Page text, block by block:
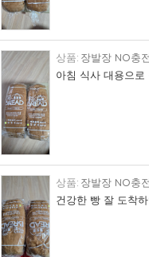
장발장 NO충
아침 식사 대용으로
장발장 NO충
건강한 빵 잘 도착